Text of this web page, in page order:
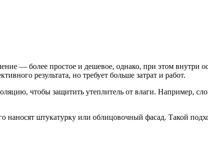
— более простое и дешевое, однако, при этом внутри
результата, но требует больше затрат и работ.
чтобы защитить утеплитель от влаги. Например,
наносят штукатурку или облицовочный фасад. Такой